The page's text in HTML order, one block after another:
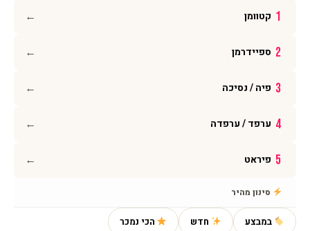
פייסבוק
וואטסאפ
© 2026 BMAGNIV · כל הזכויות שמורות · מותג ישראלי גאה
1 קטוומן ←
2 ספיידרמן ←
3 פיה / נסיכה ←
4 ערפד / ערפדה ←
5 פיראט ←
סינון מהיר
במבצע חדש הכי נמכר